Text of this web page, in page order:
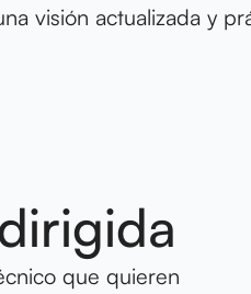
visión actualizada y
que quieren